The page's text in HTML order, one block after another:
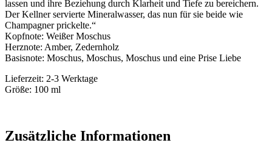
lassen und ihre Beziehung durch Klarheit und Tiefe zu bereichern.
Der Kellner servierte Mineralwasser, das nun für sie beide wie
Champagner prickelte.“
Kopfnote: Weißer Moschus
Herznote: Amber, Zedernholz
Basisnote: Moschus, Moschus, Moschus und eine Prise Liebe
Lieferzeit: 2-3 Werktage
Größe: 100 ml
Zusätzliche Informationen